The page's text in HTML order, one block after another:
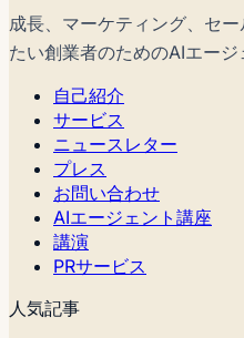
成長、マーケティング、セ
たい創業者のためのAIエージ
自己紹介
サービス
ニュースレター
プレス
お問い合わせ
AIエージェント講座
講演
PRサービス
人気記事